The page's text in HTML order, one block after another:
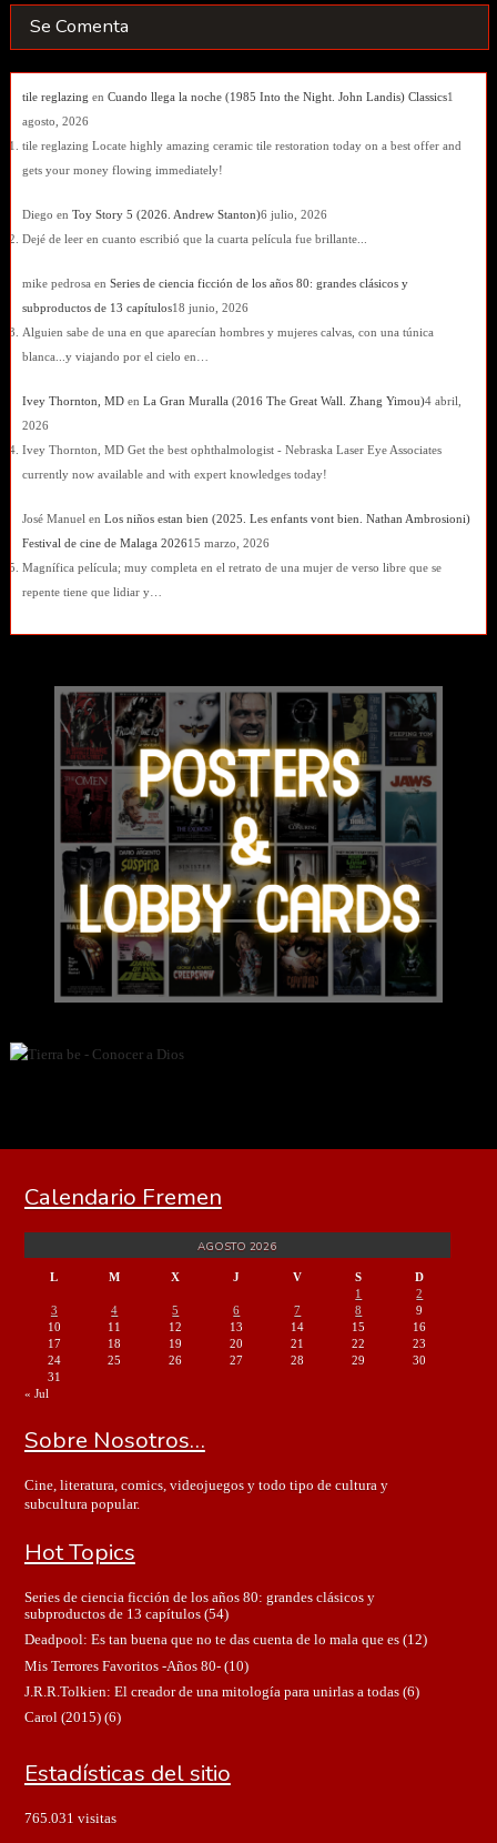
Se Comenta
tile reglazing en Cuando llega la noche (1985 Into the Night. John Landis) Classics1
agosto, 2026
tile reglazing Locate highly amazing ceramic tile restoration today on a best offer and
gets your money flowing immediately!
Diego en Toy Story 5 (2026. Andrew Stanton)6 julio, 2026
Dejé de leer en cuanto escribió que la cuarta película fue brillante...
mike pedrosa en Series de ciencia ficción de los años 80: grandes clásicos y
subproductos de 13 capítulos18 junio, 2026
Alguien sabe de una en que aparecían hombres y mujeres calvas, con una túnica
blanca...y viajando por el cielo en…
Ivey Thornton, MDen La Gran Muralla (2016 The Great Wall. Zhang Yimou)4 abril,
2026
Ivey Thornton, MD Get the best ophthalmologist - Nebraska Laser Eye Associates
currently now available and with expert knowledges today!
José Manuel en Los niños estan bien (2025. Les enfants vont bien. Nathan Ambrosioni)
Festival de cine de Malaga 202615 marzo, 2026
Magnífica película; muy completa en el retrato de una mujer de verso libre que se
repente tiene que lidiar y…
Calendario Fremen
AGOSTO 2026
L M X J V S
D
1
2
3
4 5 6 7 8
9
10
11 12 13 14 15
16
17
18 19 20 21 22
23
24
25 26 27 28 29
30
31
« Jul
Sobre Nosotros…
Cine, literatura, comics, videojuegos y todo tipo de cultura y
subcultura popular.
Hot Topics
Series de ciencia ficción de los años 80: grandes clásicos y
subproductos de 13 capítulos(54)
Deadpool: Es tan buena que no te das cuenta de lo mala que es(12)
Mis Terrores Favoritos -Años 80-(10)
J.R.R.Tolkien: El creador de una mitología para unirlas a todas(6)
Carol (2015)(6)
Estadísticas del sitio
765.031 visitas